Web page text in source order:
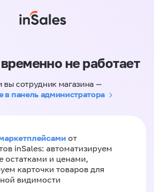
не работает
вы сотрудник магазина —
в панель администратора
от
inSales: автоматизируем
остатками и ценами,
карточки товаров для
видимости